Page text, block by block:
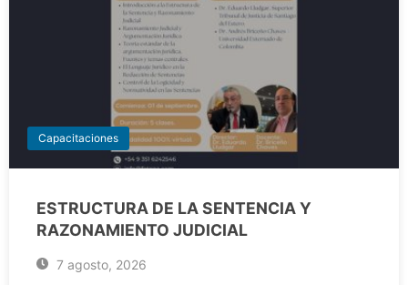
Capacitaciones
ESTRUCTURA DE LA SENTENCIA Y
RAZONAMIENTO JUDICIAL
7 agosto, 2026